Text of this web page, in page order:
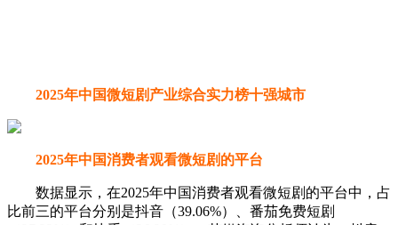
场优势及成熟的创作者生态稳居前三。整体来看，微短剧市场
呈现出头部平台集中化趋势，抖音和番茄免费短剧优势明显。